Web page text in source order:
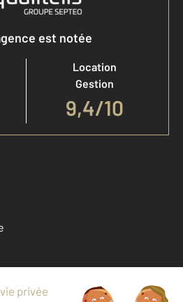
est notée
Location
Gestion
9,4/10